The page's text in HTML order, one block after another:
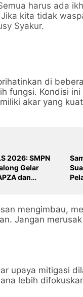
harus ada
kita tidak
Syakur.
di
fungsi. Kondisi
akar yang
2026: SMPN
Gelar
dan
mengimbau,
Jangan
upaya mitigasi
lebih